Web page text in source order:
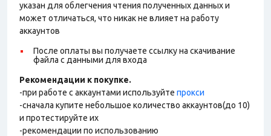
указан для облегчения чтения полученных данных и
может отличаться, что никак не влияет на работу
аккаунтов
После оплаты вы получаете ссылку на скачивание
файла с данными для входа
Рекомендации к покупке.
-при работе с аккаунтами используйте прокси
-сначала купите небольшое количество аккаунтов(до 10)
и протестируйте их
-рекомендации по использованию